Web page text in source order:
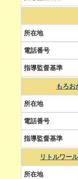
もろお
リトルワー